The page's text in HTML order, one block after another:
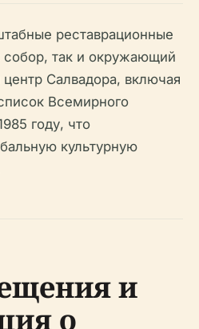
реставрационные
собор, так и окружающий
Салвадора, включая
Всемирного
году, что
культурную
и
о